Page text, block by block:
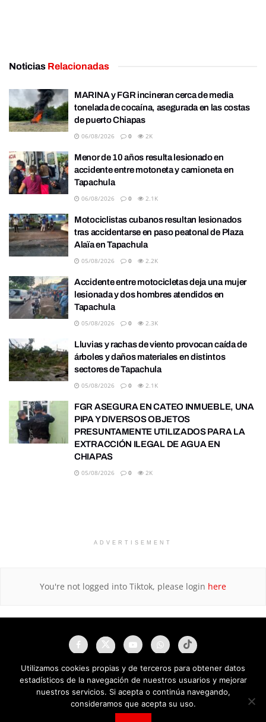
Noticias Relacionadas
MARINA y FGR incineran cerca de media
tonelada de cocaína, asegurada en las costas
de puerto Chiapas
06/08/2026 0 2K
Menor de 10 años resulta lesionado en
accidente entre motoneta y camioneta en
Tapachula
06/08/2026 0 2.1K
Motociclistas cubanos resultan lesionados
tras accidentarse en paso peatonal de Plaza
Alaïa en Tapachula
05/08/2026 0 2.2K
Accidente entre motocicletas deja una mujer
lesionada y dos hombres atendidos en
Tapachula
05/08/2026 0 2.3K
Lluvias y rachas de viento provocan caída de
árboles y daños materiales en distintos
sectores de Tapachula
05/08/2026 0 2.1K
FGR ASEGURA EN CATEO INMUEBLE, UNA
PIPA Y DIVERSOS OBJETOS
PRESUNTAMENTE UTILIZADOS PARA LA
EXTRACCIÓN ILEGAL DE AGUA EN
CHIAPAS
05/08/2026 0 2K
ADVERTISEMENT
You're not logged into Tiktok, please login here
Utilizamos cookies propias y de terceros para obtener datos
estadísticos de la navegación de nuestros usuarios y mejorar
nuestros servicios. Si acepta o continúa navegando,
consideramos que acepta su uso.